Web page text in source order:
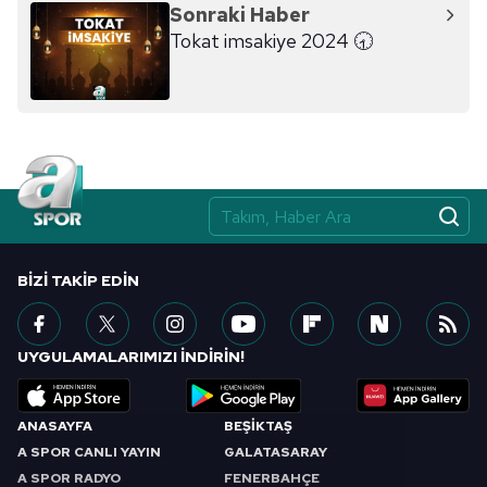
ilgili mevzuata uygun olarak kullanılan çerezlerle ilgili bilgi
almak için lütfentıklayınız .
Sonraki Haber
Tokat imsakiye 2024 🕣
ANASAYFA
A SPOR CANLI YAYIN
A SPOR RADYO
BEŞİKTAŞ
GALATASARAY
FENERBAHÇE
BIZI TAKIP EDIN
UYGULAMALARIMIZI İNDİRİN!